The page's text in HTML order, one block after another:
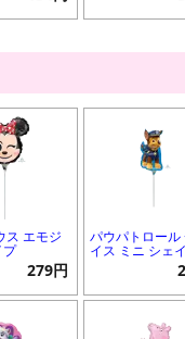
ス エモジ
プ
279円
パウパトロール
イス ミニ シェ